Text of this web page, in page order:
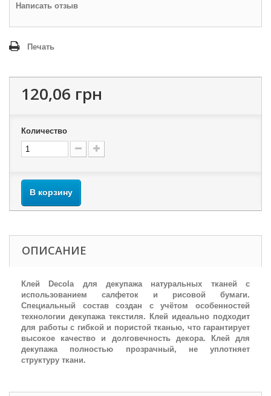
Написать отзыв
Печать
120,06 грн
Количество
В корзину
ОПИСАНИЕ
Клей Decola для декупажа натуральных тканей с
использованием салфеток и рисовой бумаги.
Специальный состав создан с учётом особенностей
технологии декупажа текстиля. Клей идеально подходит
для работы с гибкой и пористой тканью, что гарантирует
высокое качество и долговечность декора. Клей для
декупажа полностью прозрачный, не уплотняет
структуру ткани.